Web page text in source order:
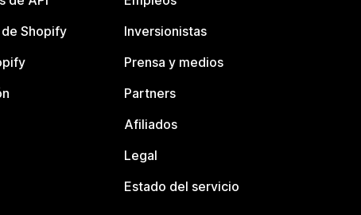
Shopify
Inversionistas
Prensa y medios
Partners
Afiliados
Legal
Estado del servicio